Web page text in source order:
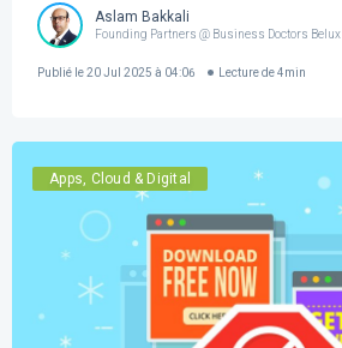
Aslam Bakkali
Founding Partners @ Business Doctors Belux
Publié le20 Jul 2025 à 04:06 Lecture de 4min
Apps, Cloud & Digital